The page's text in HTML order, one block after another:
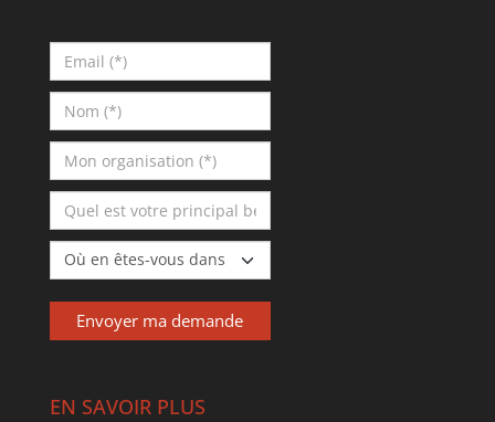
EN SAVOIR PLUS